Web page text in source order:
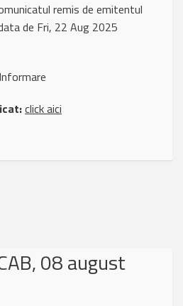
remis de emitentul
de Fri, 22 Aug 2025
Informare
click aici
08 august